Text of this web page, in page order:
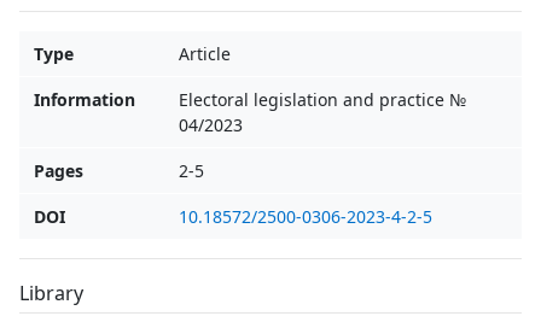
Type
Article
Information
Electoral legislation and practice №
04/2023
Pages
2-5
DOI
10.18572/2500-0306-2023-4-2-5
Library